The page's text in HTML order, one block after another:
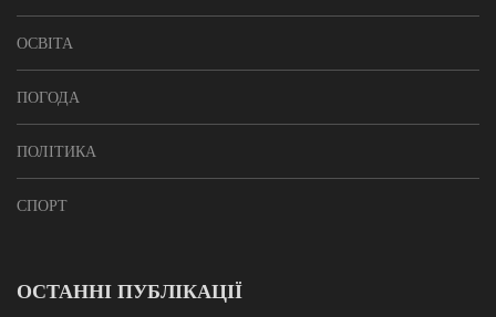
ОСВІТА
ПОГОДА
ПОЛІТИКА
СПОРТ
ОСТАННІ ПУБЛІКАЦІЇ